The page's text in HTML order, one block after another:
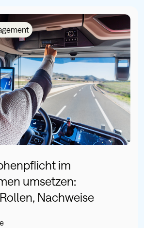
im
umsetzen:
Nachweise